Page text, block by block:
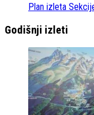
Plan izleta
Godišnji izleti